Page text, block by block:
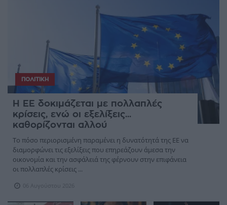
ΠΟΛΙΤΙΚΉ
Η ΕΕ δοκιμάζεται με πολλαπλές
κρίσεις, ενώ οι εξελίξεις...
καθορίζονται αλλού
Το πόσο περιορισμένη παραμένει η δυνατότητά της ΕΕ να
διαμορφώνει τις εξελίξεις που επηρεάζουν άμεσα την
οικονομία και την ασφάλειά της φέρνουν στην επιφάνεια
οι πολλαπλές κρίσεις ...
06 Αυγούστου 2026